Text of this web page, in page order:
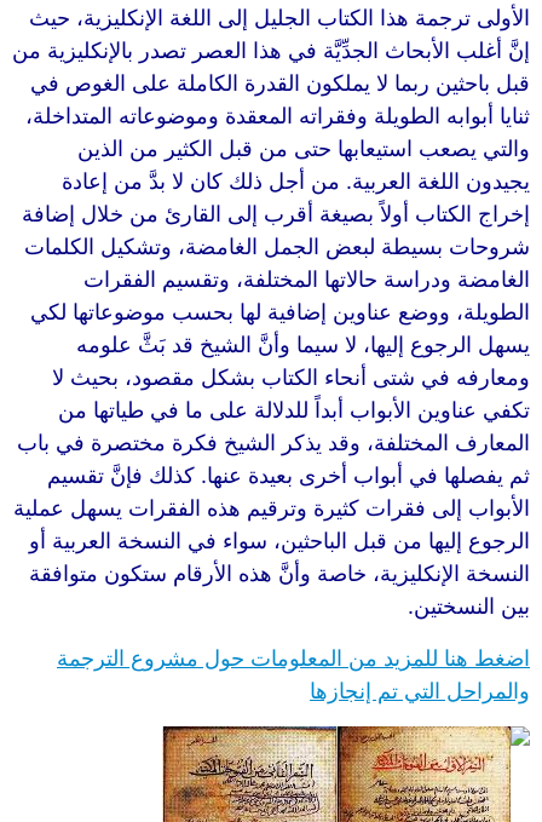
الأولى ترجمة هذا الكتاب الجليل إلى اللغة الإنكليزية، حيث
إنَّ أغلب الأبحاث الجدِّيَّة في هذا العصر تصدر بالإنكليزية من
قبل باحثين ربما لا يملكون القدرة الكاملة على الغوص في
ثنايا أبوابه الطويلة وفقراته المعقدة وموضوعاته المتداخلة،
والتي يصعب استيعابها حتى من قبل الكثير من الذين
يجيدون اللغة العربية. من أجل ذلك كان لا بدَّ من إعادة
إخراج الكتاب أولاً بصيغة أقرب إلى القارئ من خلال إضافة
شروحات بسيطة لبعض الجمل الغامضة، وتشكيل الكلمات
الغامضة ودراسة حالاتها المختلفة، وتقسيم الفقرات
الطويلة، ووضع عناوين إضافية لها بحسب موضوعاتها لكي
يسهل الرجوع إليها، لا سيما وأنَّ الشيخ قد بَثَّ علومه
ومعارفه في شتى أنحاء الكتاب بشكل مقصود، بحيث لا
تكفي عناوين الأبواب أبداً للدلالة على ما في طياتها من
المعارف المختلفة، وقد يذكر الشيخ فكرة مختصرة في باب
ثم يفصلها في أبواب أخرى بعيدة عنها. كذلك فإنَّ تقسيم
الأبواب إلى فقرات كثيرة وترقيم هذه الفقرات يسهل عملية
الرجوع إليها من قبل الباحثين، سواء في النسخة العربية أو
النسخة الإنكليزية، خاصة وأنَّ هذه الأرقام ستكون متوافقة
بين النسختين.
اضغط هنا للمزيد من المعلومات حول مشروع الترجمة
والمراحل التي تم إنجازها